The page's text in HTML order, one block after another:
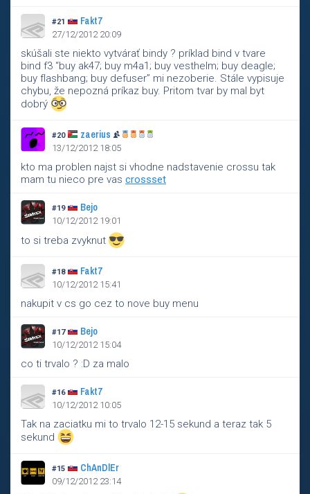
#21 Fakt7
27/12/2012 20:09
skúšali ste niekto vytvárať bindy ? príklad bind v tvare
bind f3 “buy ak47; buy m4a1; buy vesthelm; buy deagle;
buy flashbang; buy defuser” mi nezoberie. Stále vypisuje
chybu, že nepozná príkaz buy. Pritom tvar by mal byt
dobrý
#20 zaerius
13/12/2012 18:05
kto ma problen najst si vhodne nadstavenie crossu tak
mam tu nieco pre vas crossset
#19 Bejo
10/12/2012 19:01
to si treba zvyknut
#18 Fakt7
10/12/2012 15:41
nakupit v cs go cez to nove buy menu
#17 Bejo
10/12/2012 15:04
co ti trvalo ? :D za malo
#16 Fakt7
10/12/2012 10:05
Tak na zaciatku mi to trvalo 12-15 sekund a teraz tak 5
sekund
#15 ChAnDlEr
09/12/2012 23:14